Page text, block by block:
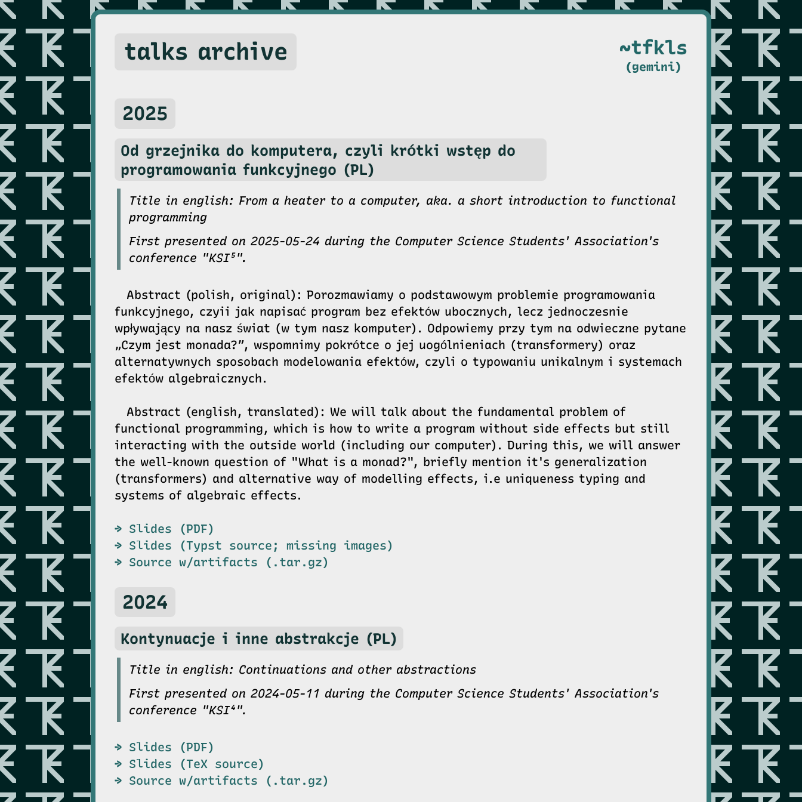
~tfkls
(gemini)
talks archive
2025
Od grzejnika do komputera, czyli krótki wstęp do
programowania funkcyjnego (PL)
Title in english: From a heater to a computer, aka. a short introduction to functional
programming
First presented on 2025-05-24 during the Computer Science Students' Association's
conference "KSI⁵".
Abstract (polish, original): Porozmawiamy o podstawowym problemie programowania
funkcyjnego, czyii jak napisać program bez efektów ubocznych, lecz jednoczesnie
wpływający na nasz świat (w tym nasz komputer). Odpowiemy przy tym na odwieczne pytane
„Czym jest monada?”, wspomnimy pokrótce o jej uogólnieniach (transformery) oraz
alternatywnych sposobach modelowania efektów, czyli o typowaniu unikalnym i systemach
efektów algebraicznych.
Abstract (english, translated): We will talk about the fundamental problem of
functional programming, which is how to write a program without side effects but still
interacting with the outside world (including our computer). During this, we will answer
the well-known question of "What is a monad?", briefly mention it's generalization
(transformers) and alternative way of modelling effects, i.e uniqueness typing and
systems of algebraic effects.
Slides (PDF)
Slides (Typst source; missing images)
Source w‌/artifacts (.tar.gz)
2024
Kontynuacje i inne abstrakcje (PL)
Title in english: Continuations and other abstractions
First presented on 2024-05-11 during the Computer Science Students' Association's
conference "KSI⁴".
Slides (PDF)
Slides (TeX source)
Source w/artifacts (.tar.gz)